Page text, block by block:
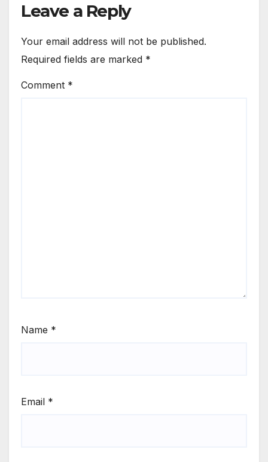
Leave a Reply
Your email address will not be published.
Required fields are marked *
Comment *
Name *
Email *